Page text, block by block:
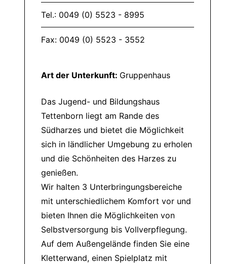
Tel.: 0049 (0) 5523 - 8995
Fax: 0049 (0) 5523 - 3552
Art der Unterkunft: Gruppenhaus
Das Jugend- und Bildungshaus
Tettenborn liegt am Rande des
Südharzes und bietet die Möglichkeit
sich in ländlicher Umgebung zu erholen
und die Schönheiten des Harzes zu
genießen.
Wir halten 3 Unterbringungsbereiche
mit unterschiedlichem Komfort vor und
bieten Ihnen die Möglichkeiten von
Selbstversorgung bis Vollverpflegung.
Auf dem Außengelände finden Sie eine
Kletterwand, einen Spielplatz mit